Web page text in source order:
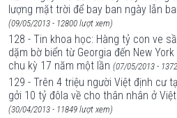
lượng mặt trời để bay ban ngày lẫn
(09/05/2013 - 12800 lượt xem)
128 - Tin khoa học: Hàng tỷ con ve
dặm bờ biển từ Georgia đến New
chu kỳ 17 năm một lần (07/05/2013 -
129 - Trên 4 triệu người Việt định cư
gởi 10 tỷ đôla về cho thân nhân ở
(30/04/2013 - 11849 lượt xem)